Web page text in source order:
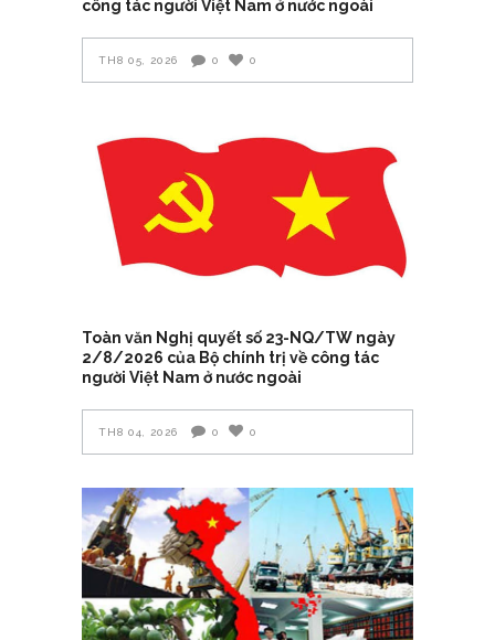
công tác người Việt Nam ở nước ngoài
TH8 05, 2026 0 0
Toàn văn Nghị quyết số 23-NQ/TW ngày
2/8/2026 của Bộ chính trị về công tác
người Việt Nam ở nước ngoài
TH8 04, 2026 0 0